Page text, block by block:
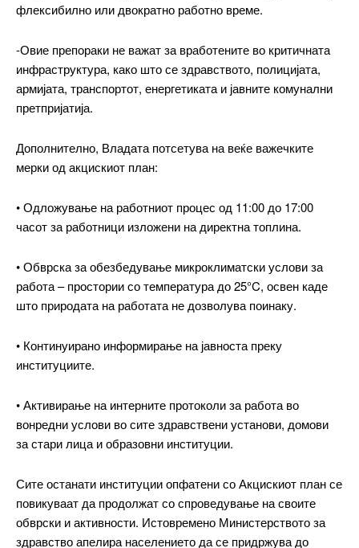
Free
ИЗБЕРЕТЕ ПЛАН
флексибилно или двократно работно време.
-Овие препораки не важат за вработените во критичната
инфраструктура, како што се здравството, полицијата,
армијата, транспортот, енергетиката и јавните комунални
претпријатија.
Дополнително, Владата потсетува на веќе важечките
мерки од акцискиот план:
• Одложување на работниот процес од 11:00 до 17:00
часот за работници изложени на директна топлина.
• Обврска за обезбедување микроклиматски услови за
работа – простории со температура до 25°C, освен каде
што природата на работата не дозволува поинаку.
• Континуирано информирање на јавноста преку
институциите.
• Активирање на интерните протоколи за работа во
вонредни услови во сите здравствени установи, домови
за стари лица и образовни институции.
Сите останати институции опфатени со Акцискиот план се
повикуваат да продолжат со спроведување на своите
обврски и активности. Истовремено Министерството за
здравство апелира населението да се придржува до